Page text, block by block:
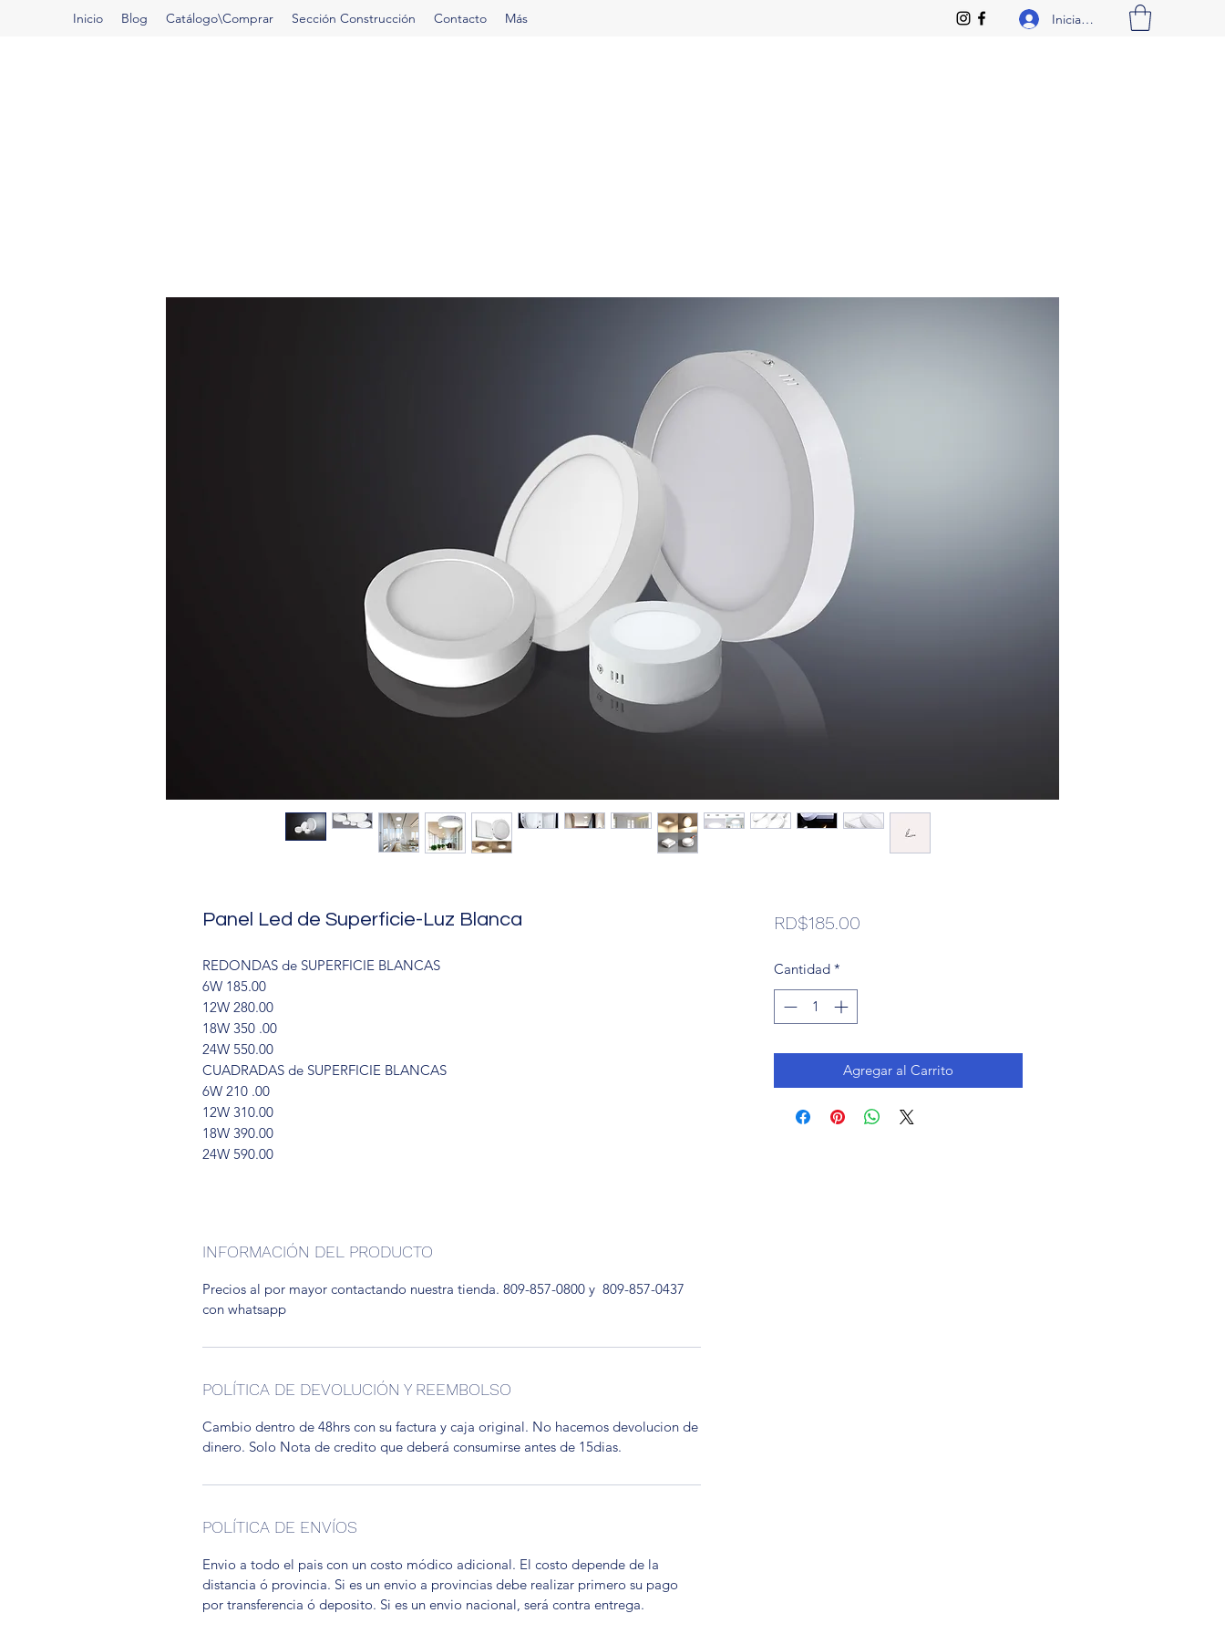
Inicio Blog Catálogo\Comprar Sección Construcción Contacto Más Iniciar sesión
Panel Led de Superficie-Luz Blanca
REDONDAS de SUPERFICIE BLANCAS
6W 185.00
12W 280.00
18W 350 .00
24W 550.00
CUADRADAS de SUPERFICIE BLANCAS
6W 210 .00
12W 310.00
18W 390.00
24W 590.00
INFORMACIÓN DEL PRODUCTO
Precios al por mayor contactando nuestra tienda. 809-857-0800 y 809-857-0437
con whatsapp
POLÍTICA DE DEVOLUCIÓN Y REEMBOLSO
Cambio dentro de 48hrs con su factura y caja original. No hacemos devolucion de
dinero. Solo Nota de credito que deberá consumirse antes de 15dias.
POLÍTICA DE ENVÍOS
Envio a todo el pais con un costo módico adicional. El costo depende de la
distancia ó provincia. Si es un envio a provincias debe realizar primero su pago
por transferencia ó deposito. Si es un envio nacional, será contra entrega.
RD$185.00Precio
Cantidad *
Agregar al Carrito